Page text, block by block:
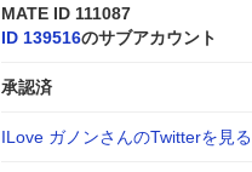
MATE ID 111087
ID 139516のサブアカウント
承認済
ILove ガノンさんのTwitterを見る